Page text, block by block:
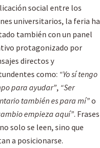
social entre los
universitarios, la feria ha
también con un panel
protagonizado por
directos y
como: “Yo sí tengo
para ayudar”, “Ser
también es para mí”o
empieza aquí”. Frases
solo se leen, sino que
a posicionarse.